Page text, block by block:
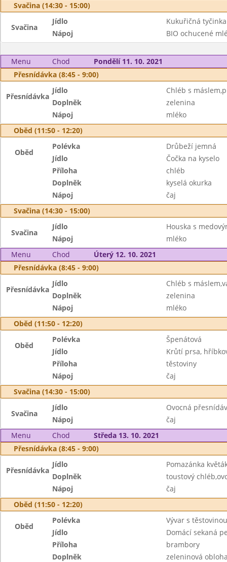
Svačina (14:30 - 15:00)
Svačina
Jídlo
Kukuřičná tyčinka
Nápoj
BIO ochucené
Menu Chod
Pondělí 11. 10. 2021
Přesnídávka (8:45 - 9:00)
Přesnídávka
Jídlo
Chléb s
Doplněk
zelenina
Nápoj
mléko
Oběd (11:50 - 12:20)
Oběd
Polévka
Drůbeží jemná
Jídlo
Čočka na kyselo
Příloha
chléb
Doplněk
kyselá okurka
Nápoj
čaj
Svačina (14:30 - 15:00)
Svačina
Jídlo
Houska s
Nápoj
mléko
Menu
Chod
Úterý 12. 10. 2021
Přesnídávka (8:45 - 9:00)
Přesnídávka
Jídlo
Chléb s
Doplněk
zelenina
Nápoj
mléko
Oběd (11:50 - 12:20)
Oběd
Polévka
Špenátová
Jídlo
Krůtí prsa,
Příloha
těstoviny
Nápoj
čaj
Svačina (14:30 - 15:00)
Svačina
Jídlo
Ovocná
Nápoj
čaj
Menu
Chod
Středa 13. 10. 2021
Přesnídávka (8:45 - 9:00)
Přesnídávka
Jídlo
Pomazánka
Doplněk
toustový
Nápoj
čaj
Oběd (11:50 - 12:20)
Oběd
Polévka
Vývar s těstovinou
Jídlo
Domácí sekaná
Příloha
brambory
Doplněk
zeleninová